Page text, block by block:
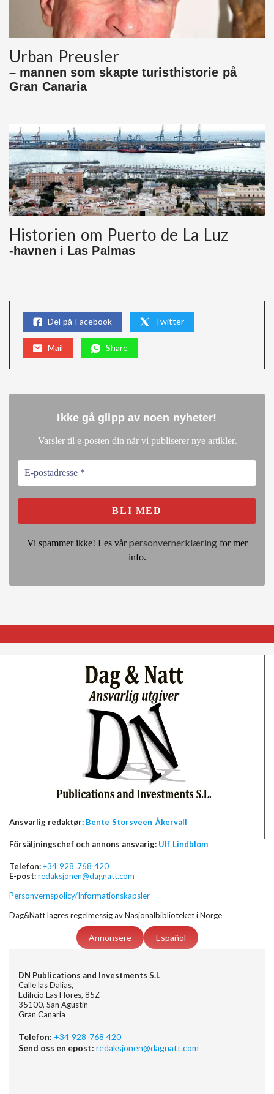
Urban Preusler
– mannen som skapte turisthistorie på
Gran Canaria
Historien om Puerto de La Luz
-havnen i Las Palmas
Del på Facebook Twitter
Mail Share
Ikke gå glipp av noen nyheter!
Varsler til e-posten din når vi publiserer nye artikler.
Vi spammer ikke! Les vårpersonvernerklæringfor mer
info.
Ansvarlig redaktør: Bente Storsveen Åkervall
Försäljningschef och annons ansvarig: Ulf Lindblom
Telefon:+34 928 768 420
E-post:redaksjonen@dagnatt.com
Personvernspolicy/Informationskapsler
Dag&Natt lagres regelmessig av Nasjonalbiblioteket i Norge
Annonsere Español
DN Publications and Investments S.L
Calle las Dalias,
Edificio Las Flores, 85Z
35100, San Agustin
Gran Canaria
Telefon: +34 928 768 420
Send oss en epost: redaksjonen@dagnatt.com